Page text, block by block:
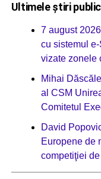
Ultimele știri
7 august
cu sistemul
vizate zonele
Mihai
al CSM
Comitetul
David
Europene de
competiţiei